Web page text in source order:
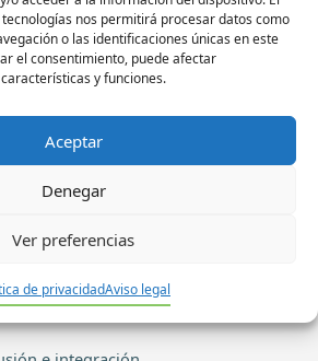
nos permitirá procesar datos como
o las identificaciones únicas en este
el consentimiento, puede afectar
y funciones.
Aceptar
Denegar
Ver preferencias
de privacidadAviso legal
del desarrollo